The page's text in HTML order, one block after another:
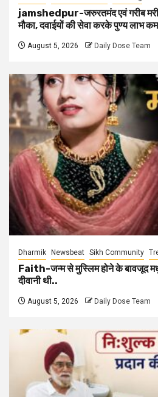
jamshedpur-जरुरतमंद एवं गरीब
मौका, दवाईयों की सेवा करके पुण्य लाभ
August 5, 2026 Daily Dose Team
Dharmik Newsbeat Sikh Community
Faith-जन्म से मुस्लिम होने के बावजूद
दीवानी थी..
August 5, 2026 Daily Dose Team